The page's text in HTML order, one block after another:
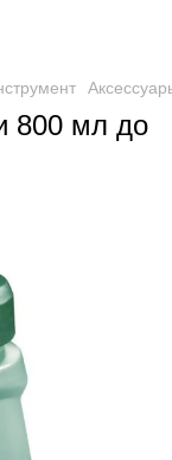
800 мл до